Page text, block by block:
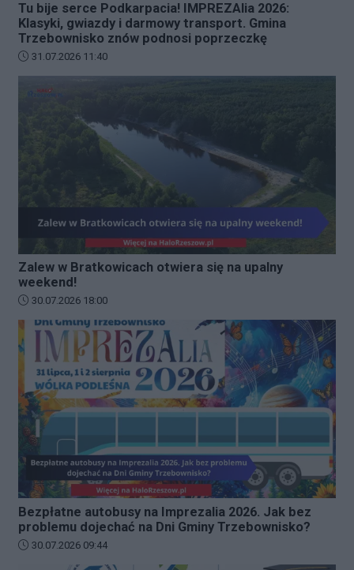
Tu bije serce Podkarpacia! IMPREZAlia 2026:
Klasyki, gwiazdy i darmowy transport. Gmina
Trzebownisko znów podnosi poprzeczkę
Data dodania artykułu:
31.07.2026 11:40
Zalew w Bratkowicach otwiera się na upalny
weekend!
Data dodania artykułu:
30.07.2026 18:00
Bezpłatne autobusy na Imprezalia 2026. Jak bez
problemu dojechać na Dni Gminy Trzebownisko?
Data dodania artykułu:
30.07.2026 09:44